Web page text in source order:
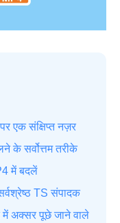
एक संक्षिप्त नज़र
के सर्वोत्तम तरीके
में बदलें
TS संपादक
में अक्सर पूछे जाने वाले